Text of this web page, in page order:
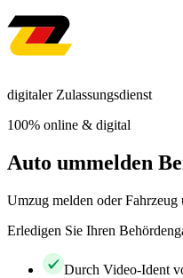
digitaler Zulassungsdienst
100% online & digital
Auto ummelden
Umzug melden oder Fahrzeug
Erledigen Sie Ihren
Durch Video-Ident